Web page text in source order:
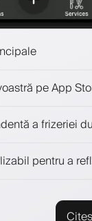
de securitate
cu un program
pe App
a frizeriei
pentru a